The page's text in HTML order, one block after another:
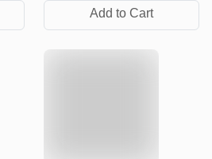
Add to Cart